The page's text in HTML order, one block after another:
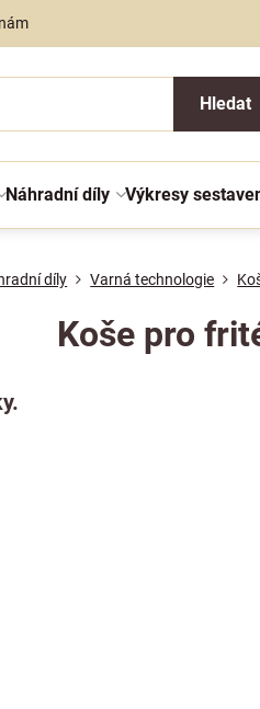
Hledat
Náhradní díly Výkresy
díly Varná technologie
Koše pro